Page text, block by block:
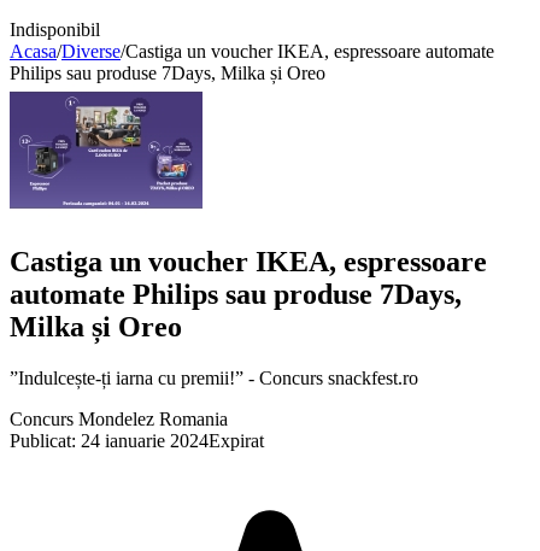
Indisponibil
Acasa/Diverse/Castiga un voucher IKEA, espressoare automate
Philips sau produse 7Days, Milka și Oreo
Castiga un voucher IKEA, espressoare
automate Philips sau produse 7Days,
Milka și Oreo
”Indulcește-ți iarna cu premii!” - Concurs snackfest.ro
Concurs Mondelez Romania
Publicat: 24 ianuarie 2024Expirat